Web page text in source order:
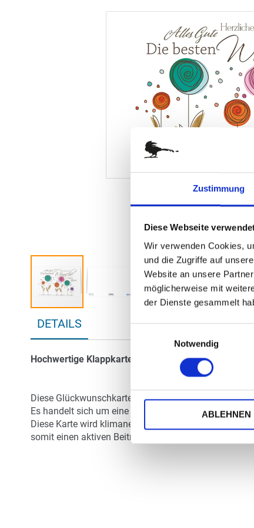
Zustimmung
Diese Webseite
Wir verwenden Cookies,
und die Zugriffe auf
Website an unsere
möglicherweise mit
der Dienste gesammelt
Notwendig
ABLEHNEN
Anfang
der
Bildergalerie
DETAILS
Hochwertige Klappkarte
Diese Glückwunschkarte wird inkl. weißem
Es handelt sich um eine Doppelkarte im Format 19,0
Diese Karte wird klimaneutral gefertigt. Denn der
somit einen aktiven Beitrag zum Umweltschutz.